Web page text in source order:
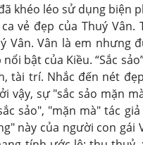
khéo léo sử dụng biện
vẻ đẹp của Thuý Vân.
Vân. Vân là em
bật của Kiều. “Sắc
tài trí. Nhắc đến nét
vậy, sự "sắc sảo mặn
sảo", "mặn mà" tác
này của người con gái